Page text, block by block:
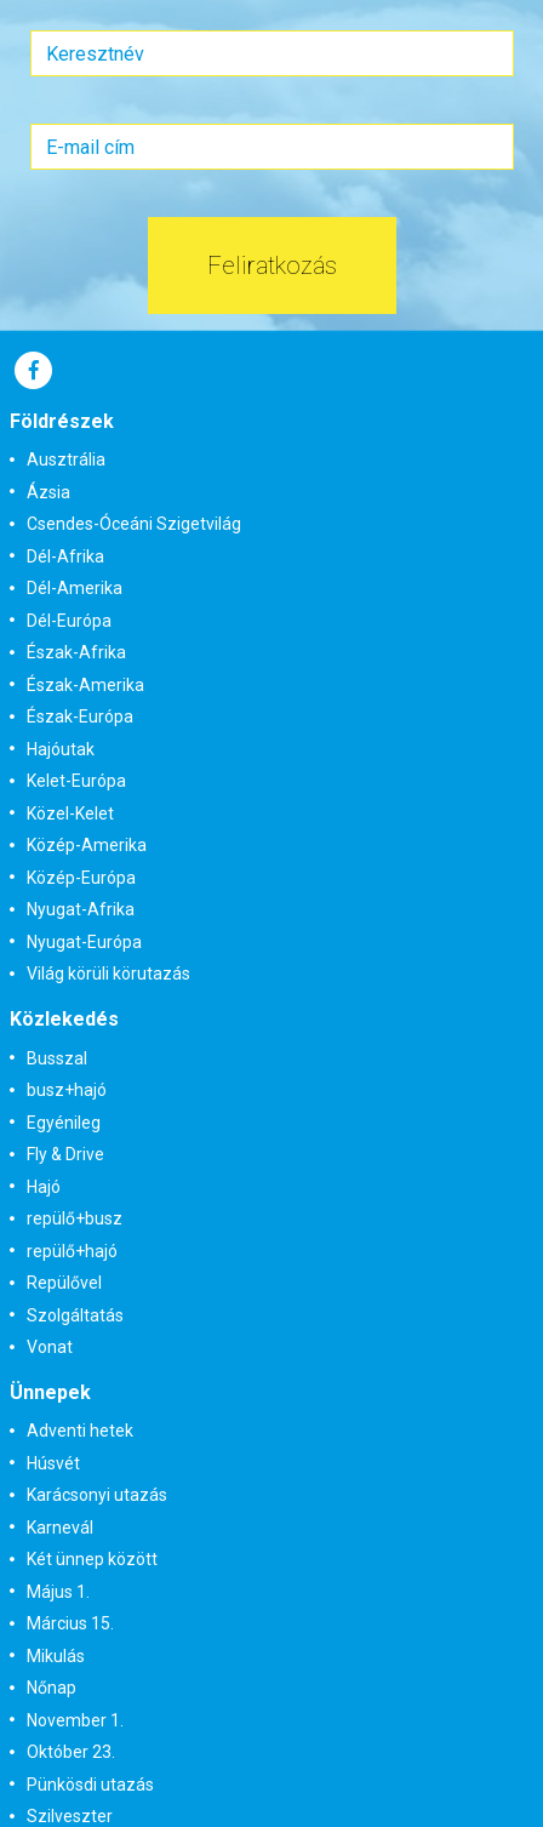
Feliratkozás
Földrészek
Ausztrália
Ázsia
Csendes-Óceáni Szigetvilág
Dél-Afrika
Dél-Amerika
Dél-Európa
Észak-Afrika
Észak-Amerika
Észak-Európa
Hajóutak
Kelet-Európa
Közel-Kelet
Közép-Amerika
Közép-Európa
Nyugat-Afrika
Nyugat-Európa
Világ körüli körutazás
Közlekedés
Busszal
busz+hajó
Egyénileg
Fly & Drive
Hajó
repülő+busz
repülő+hajó
Repülővel
Szolgáltatás
Vonat
Ünnepek
Adventi hetek
Húsvét
Karácsonyi utazás
Karnevál
Két ünnep között
Május 1.
Március 15.
Mikulás
Nőnap
November 1.
Október 23.
Pünkösdi utazás
Szilveszter